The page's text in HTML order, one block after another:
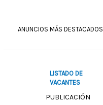
ANUNCIOS MÁS DESTACADOS
LISTADO DE
VACANTES
PUBLICACIÓN